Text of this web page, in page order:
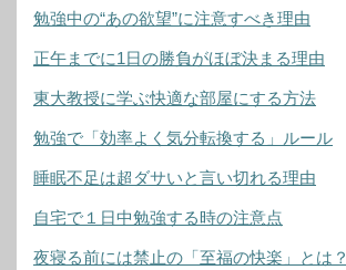
勉強中の“あの欲望”に注意すべき理由
正午までに1日の勝負がほぼ決まる理由
東大教授に学ぶ快適な部屋にする方法
勉強で「効率よく気分転換する」ルール
睡眠不足は超ダサいと言い切れる理由
自宅で１日中勉強する時の注意点
夜寝る前には禁止の「至福の快楽」とは？